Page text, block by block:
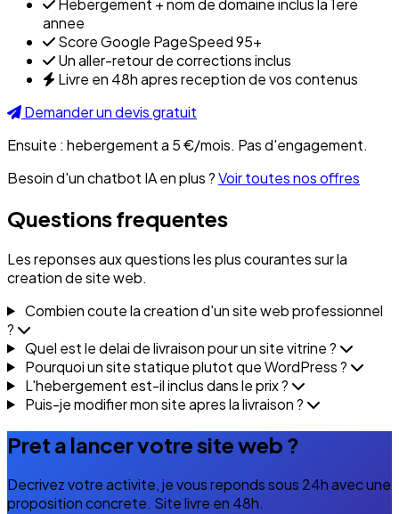
Hebergement + nom de domaine inclus la 1ere
annee
Score Google PageSpeed 95+
Un aller-retour de corrections inclus
Livre en 48h apres reception de vos contenus
Demander un devis gratuit
Ensuite : hebergement a 5 €/mois. Pas d'engagement.
Besoin d'un chatbot IA en plus ?Voir toutes nos offres
Questions frequentes
Les reponses aux questions les plus courantes sur la
creation de site web.
Combien coute la creation d'un site web professionnel
?
Quel est le delai de livraison pour un site vitrine ?
Pourquoi un site statique plutot que WordPress ?
L'hebergement est-il inclus dans le prix ?
Puis-je modifier mon site apres la livraison ?
Pret a lancer votre site web ?
Decrivez votre activite, je vous reponds sous 24h avec une
proposition concrete. Site livre en 48h.